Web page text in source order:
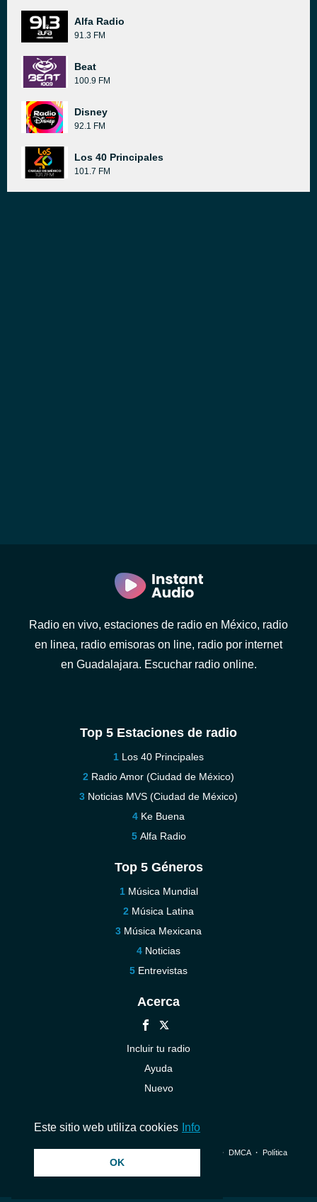
Alfa Radio
91.3 FM
Beat
100.9 FM
Disney
92.1 FM
Los 40 Principales
101.7 FM
Radio en vivo, estaciones de radio en México, radio
en linea, radio emisoras on line, radio por internet
en Guadalajara. Escuchar radio online.
Top 5 Estaciones de radio
Los 40 Principales
Radio Amor (Ciudad de México)
Noticias MVS (Ciudad de México)
Ke Buena
Alfa Radio
Top 5 Géneros
Música Mundial
Música Latina
Música Mexicana
Noticias
Entrevistas
Acerca
Incluir tu radio
Ayuda
Nuevo
© 2026 InstantAudio. Reservados todos los derechos. ・ DMCA・ Política
Este sitio web utiliza cookies Info
OK